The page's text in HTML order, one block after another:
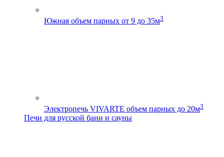
Южная объем парных от 9 до 35м3
Электропечь VIVARTE объем парных до 20м3
Печи для русской бани и сауны